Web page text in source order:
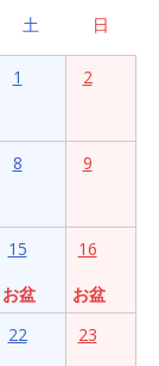
土 日
1 2
8 9
15
お盆
16
お盆
22 23